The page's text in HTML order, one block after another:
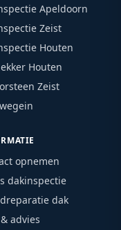
Apeldoorn
Zeist
Houten
Houten
Zeist
opnemen
dakinspectie
dak
advies